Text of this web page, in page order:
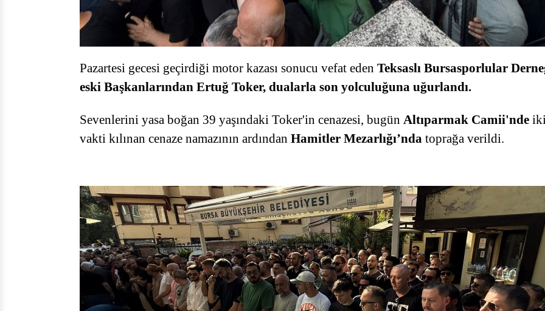
Pazartesi gecesi geçirdiği motor kazası sonucu vefat eden Teksaslı Bursasporlular
eski Başkanlarından Ertuğ Toker, dualarla son yolculuğuna uğurlandı.
Sevenlerini yasa boğan 39 yaşındaki Toker'in cenazesi, bugün Altıparmak Camii'nde
vakti kılınan cenaze namazının ardından Hamitler Mezarlığı’nda toprağa verildi.